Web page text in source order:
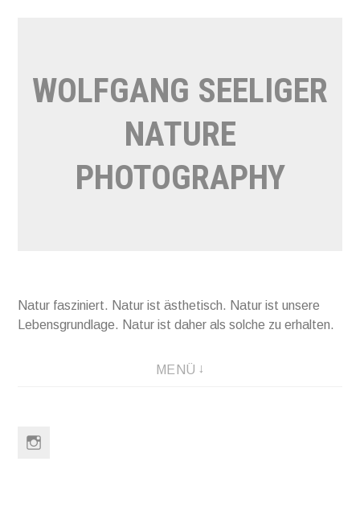
WOLFGANG SEELIGER
NATURE
PHOTOGRAPHY
Natur fasziniert. Natur ist ästhetisch. Natur ist unsere
Lebensgrundlage. Natur ist daher als solche zu erhalten.
MENÜ